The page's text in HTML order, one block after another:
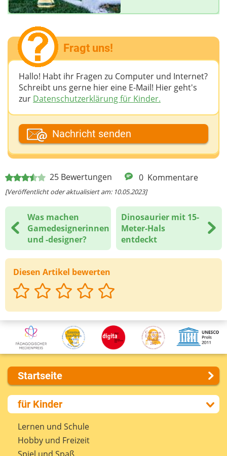
25 Bewertungen 0 Kommentare
[Veröffentlicht oder aktualisiert am: 10.05.2023]
Was machen
Gamedesignerinnen
und -designer?
Dinosaurier mit 15-
Meter-Hals
entdeckt
Diesen Artikel bewerten
Fragt uns!
Hallo! Habt ihr Fragen zu Computer und Internet?
Schreibt uns gerne hier eine E-Mail! Hier geht's
zur Datenschutzerklärung für Kinder.
Dein Fantasiename
Deine E-Mail-Adresse (wenn du eine Antwort
möchtest)
Deine Nachricht
Nachricht senden
Startseite
Über uns
Presse
Kontakt
Impressum
Internet-ABC Sitemap
für Kinder
Lernen und Schule
Hobby und Freizeit